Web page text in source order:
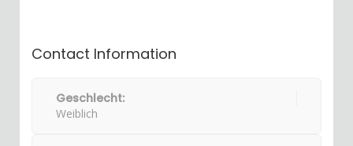
Contact Information
Geschlecht:
Weiblich